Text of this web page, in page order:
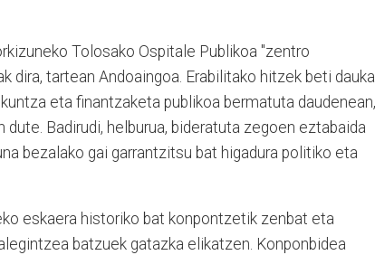
Tolosako Ospitale Publikoa "zentro
dira, tartean Andoaingoa. Erabilitako hitzek beti
eta finantzaketa publikoa bermatuta daudenean,
Badirudi, helburua, bideratuta zegoen eztabaida
bezalako gai garrantzitsu bat higadura politiko eta
eskaera historiko bat konpontzetik zenbat eta
batzuek gatazka elikatzen. Konponbidea